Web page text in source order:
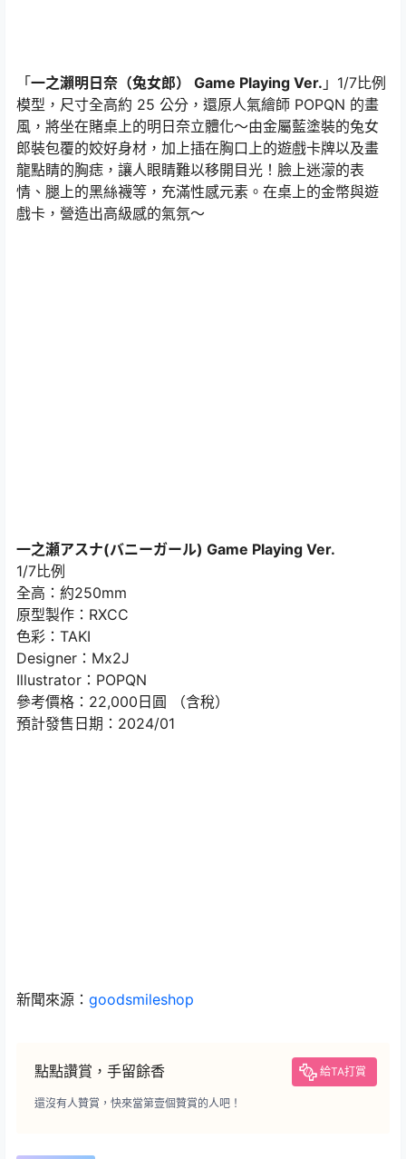
「一之瀨明日奈（兔女郎） Game Playing Ver. 」1/7比例
模型，尺寸全高約 25 公分，還原人氣繪師 POPQN 的畫
風，將坐在賭桌上的明日奈立體化～由金屬藍塗裝的兔女
郎裝包覆的姣好身材，加上插在胸口上的遊戲卡牌以及畫
龍點睛的胸痣，讓人眼睛難以移開目光！臉上迷濛的表
情、腿上的黑絲襪等，充滿性感元素。在桌上的金幣與遊
戲卡，營造出高級感的氣氛～
一之瀬アスナ(バニーガール) Game Playing Ver.
1/7比例
全高：約250mm
原型製作：RXCC
色彩：TAKI
Designer：Mx2J
Illustrator：POPQN
參考價格：22,000日圓 （含稅）
預計發售日期：2024/01
新聞來源： goodsmileshop
點點讚賞，手留餘香 給TA打賞
還沒有人贊賞，快來當第壹個贊賞的人吧！